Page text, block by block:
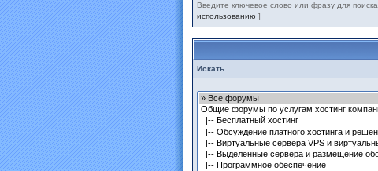
Введите ключевое слово или фразу для поиска.
использованию ]
Искать